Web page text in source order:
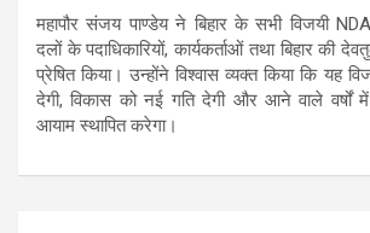
महापौर संजय पाण्डेय ने बिहार के सभी विजयी
दलों के पदाधिकारियों, कार्यकर्ताओं तथा बिहार की
प्रेषित किया। उन्होंने विश्वास व्यक्त किया कि यह
देगी, विकास को नई गति देगी और आने वाले वर्षों
आयाम स्थापित करेगा।